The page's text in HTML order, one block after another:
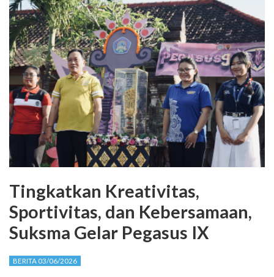
Tingkatkan Kreativitas,
Sportivitas, dan Kebersamaan,
Suksma Gelar Pegasus IX
BERITA 03/06/2026